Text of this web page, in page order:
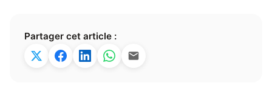
Partager cet article :